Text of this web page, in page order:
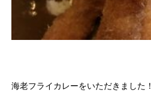
海老フライカレーをいただきました！